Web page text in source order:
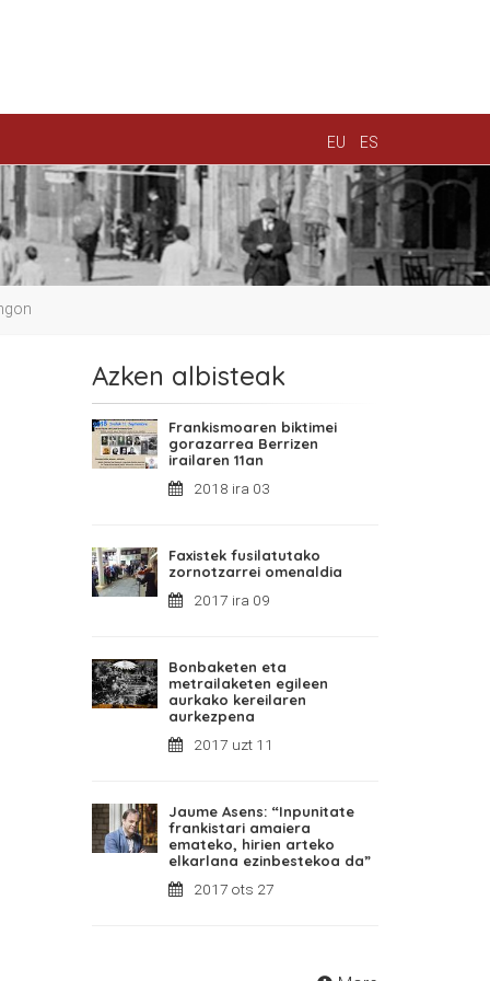
EU ES
Azken albisteak
Frankismoaren biktimei
gorazarrea Berrizen
irailaren 11an
2018 ira 03
Faxistek fusilatutako
zornotzarrei omenaldia
2017 ira 09
Bonbaketen eta
metrailaketen egileen
aurkako kereilaren
aurkezpena
2017 uzt 11
Jaume Asens: “Inpunitate
frankistari amaiera
emateko, hirien arteko
elkarlana ezinbestekoa da”
2017 ots 27